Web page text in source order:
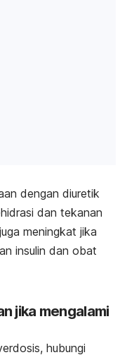
dengan diuretik
dan tekanan
meningkat jika
insulin dan obat
jika mengalami
hubungi